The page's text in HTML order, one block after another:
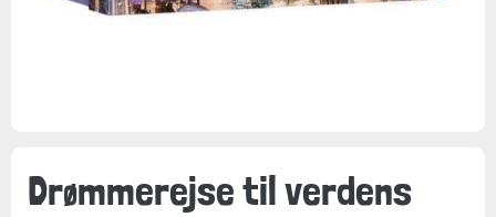
Drømmerejse til verdens